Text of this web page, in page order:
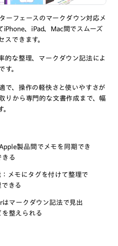
ーフェースのマークダウン対応メ
iPhone、iPad、Mac間でスムーズ
スできます。
的な整理、マークダウン記法によ
す。
で、操作の軽快さと使いやすさが
りから専門的な文書作成まで、幅
製品間でメモを同期でき
きる
メモにタグを付けて整理で
きる
マークダウン記法で見出
を整えられる